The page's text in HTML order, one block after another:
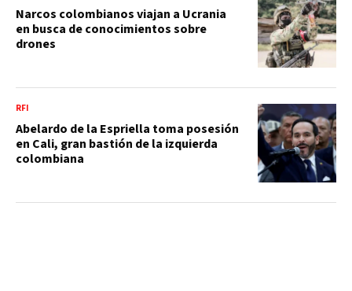
Narcos colombianos viajan a Ucrania
en busca de conocimientos sobre
drones
RFI
Abelardo de la Espriella toma posesión
en Cali, gran bastión de la izquierda
colombiana